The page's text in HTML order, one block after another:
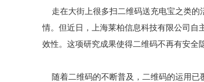
走在大街上很多扫二维码送充电宝之类的
情。但近日，上海莱柏信息科技有限公司自
效性。这项研究成果使得二维码不再有安全
随着二维码的不断普及，二维码的运用已